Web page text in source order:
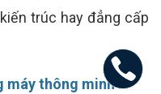
trúc hay đẳng cấp
máy thông minh